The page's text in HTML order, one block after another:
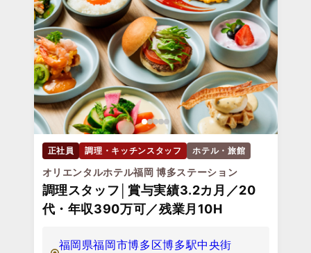
正社員 調理・キッチンスタッフ ホテル・旅館
オリエンタルホテル福岡 博多ステーション
調理スタッフ│賞与実績3.2カ月／20
代・年収390万可／残業月10H
福岡県福岡市博多区博多駅中央街